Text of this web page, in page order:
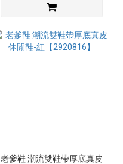
老爹鞋 潮流雙鞋帶厚底真皮